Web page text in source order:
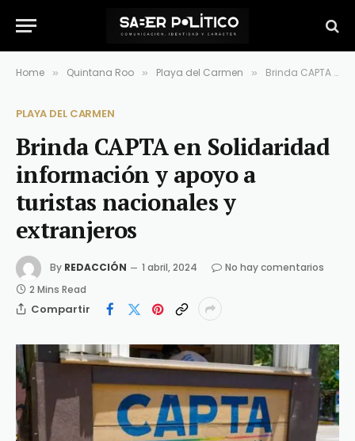
Home » Quintana Roo » Playa del Carmen » Brinda CAPTA en Solidaridad información y apoyo a turistas nacionales y extranjeros
PLAYA DEL CARMEN
Brinda CAPTA en Solidaridad
información y apoyo a
turistas nacionales y
extranjeros
By REDACCIÓN 1 abril, 2024
No hay comentarios
2 Mins Read
Compartir